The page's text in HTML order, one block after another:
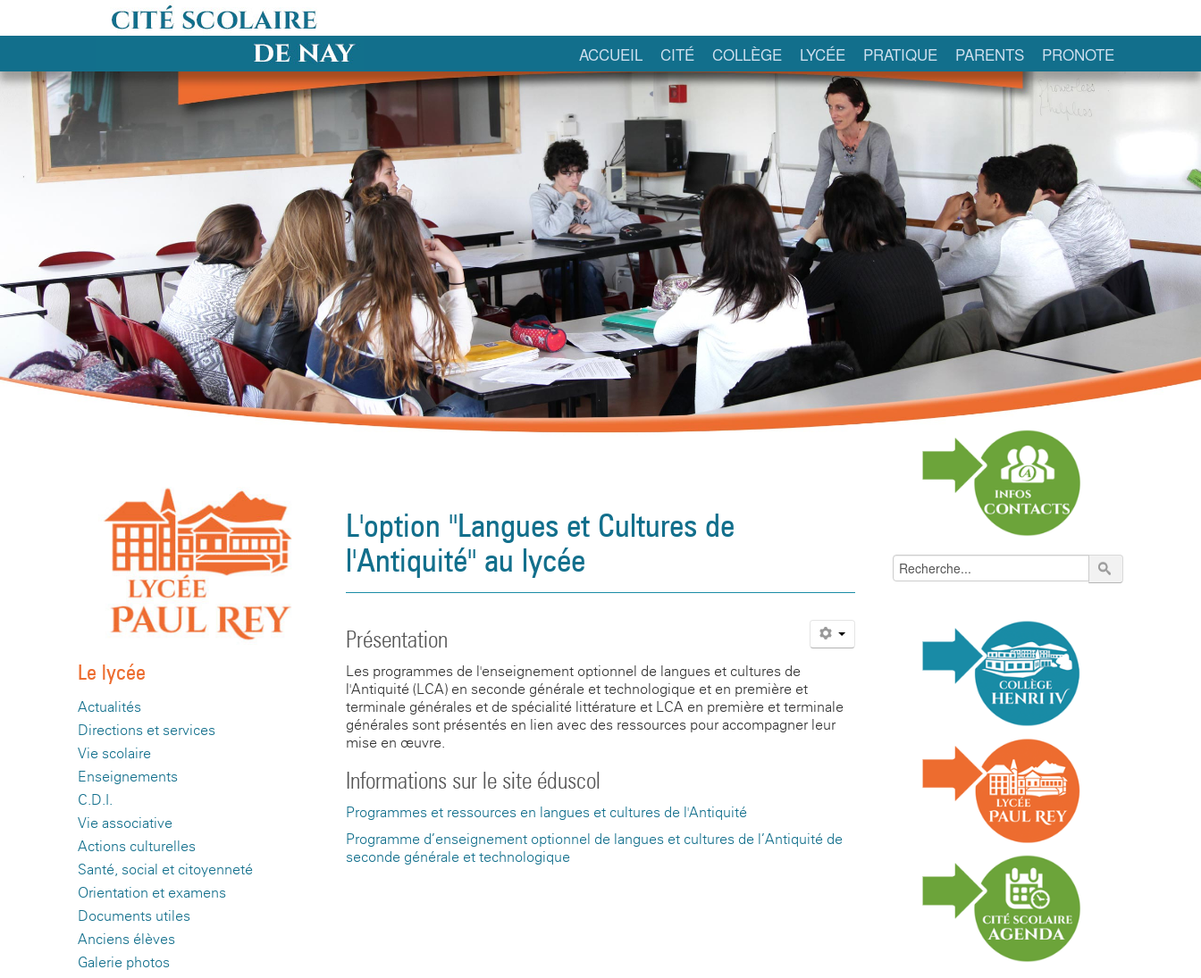
ACCUEIL CITÉ COLLÈGE LYCÉE PRATIQUE PARENTS PRONOTE
Le lycée
Actualités
Directions et services
Vie scolaire
Enseignements
C.D.I.
Vie associative
Actions culturelles
Santé, social et citoyenneté
Orientation et examens
Documents utiles
Anciens élèves
Galerie photos
L'option "Langues et Cultures de
l'Antiquité" au lycée
Présentation
Les programmes de l'enseignement optionnel de langues et cultures de
l'Antiquité (LCA) en seconde générale et technologique et en première et
terminale générales et de spécialité littérature et LCA en première et terminale
générales sont présentés en lien avec des ressources pour accompagner leur
mise en œuvre.
Informations sur le site éduscol
Programmes et ressources en langues et cultures de l'Antiquité
Programme d’enseignement optionnel de langues et cultures de l’Antiquité de
seconde générale et technologique